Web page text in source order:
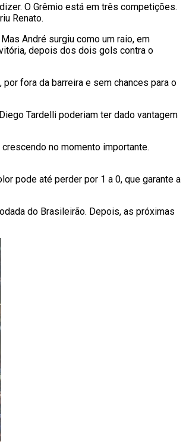
O Grêmio está em três competições.
Renato.
André surgiu como um raio, em
depois dos dois gols contra o
fora da barreira e sem chances para o
Tardelli poderiam ter dado vantagem
no momento importante.
pode até perder por 1 a 0, que garante a
do Brasileirão. Depois, as próximas